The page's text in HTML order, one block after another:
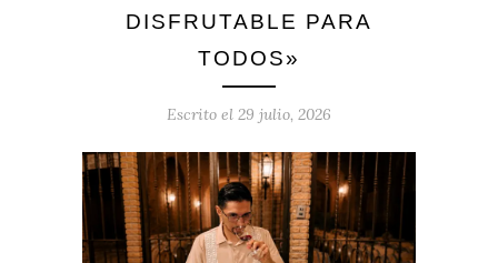
DISFRUTABLE PARA
TODOS»
Escrito el 29 julio, 2026